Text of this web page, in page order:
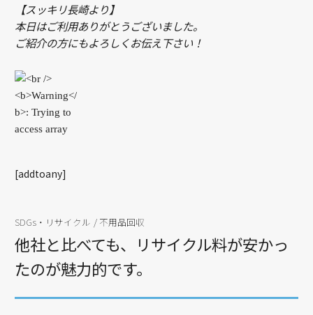
【スッキリ長崎より】
本日はご利用ありがとうございました。
ご紹介の方にもよろしくお伝え下さい！
[addtoany]
SDGs・リサイクル / 不用品回収
他社と比べても、リサイクル料が安かっ
たのが魅力的です。